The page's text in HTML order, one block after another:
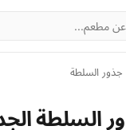
جذور السلطة
السلطة